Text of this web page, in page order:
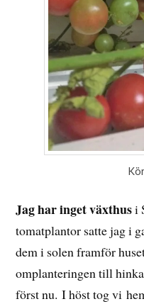
Jag har inget växthusi
tomatplantor satte jag i
dem i solen framför
omplanteringen till
först nu. I höst tog vi